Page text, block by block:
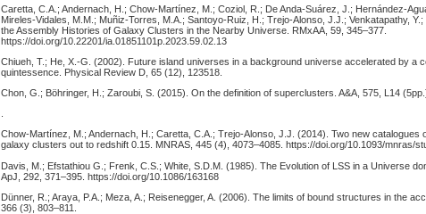
Caretta, C.A.; Andernach, H.; Chow-Martínez, M.; Coziol, R.; De Anda-Suárez, J.; Hernández-
Mireles-Vidales, M.M.; Muñiz-Torres, M.A.; Santoyo-Ruiz, H.; Trejo-Alonso, J.J.; Venkatapathy,
the Assembly Histories of Galaxy Clusters in the Nearby Universe. RMxAA, 59, 345–377.
https://doi.org/10.22201/ia.01851101p.2023.59.02.13
Chiueh, T.; He, X.-G. (2002). Future island universes in a background universe accelerated by a
quintessence. Physical Review D, 65 (12), 123518.
Chon, G.; Böhringer, H.; Zaroubi, S. (2015). On the definition of superclusters. A&A, 575, L14
Chow-Martínez, M.; Andernach, H.; Caretta, C.A.; Trejo-Alonso, J.J. (2014). Two new catalogues
galaxy clusters out to redshift 0.15. MNRAS, 445 (4), 4073–4085. https://doi.org/10.1093/mnras/
Davis, M.; Efstathiou G.; Frenk, C.S.; White, S.D.M. (1985). The Evolution of LSS in a Universe
ApJ, 292, 371–395. https://doi.org/10.1086/163168
Dünner, R.; Araya, P.A.; Meza, A.; Reisenegger, A. (2006). The limits of bound structures in the
366 (3), 803–811.